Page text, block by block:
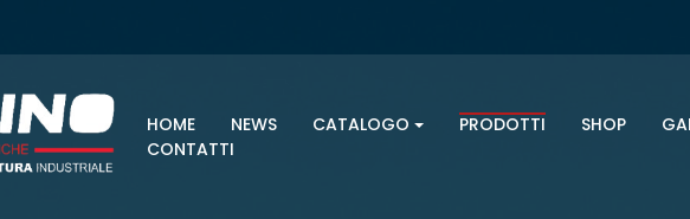
HOME NEWS CATALOGO PRODOTTI SHOP
CONTATTI